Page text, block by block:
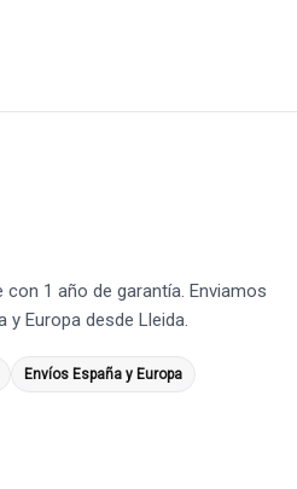
1 año de garantía. Enviamos
y Europa desde Lleida.
Envíos España y Europa